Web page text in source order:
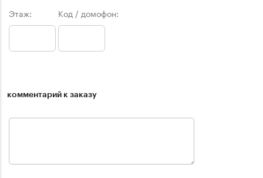
Этаж: Код / домофон:
комментарий к заказу